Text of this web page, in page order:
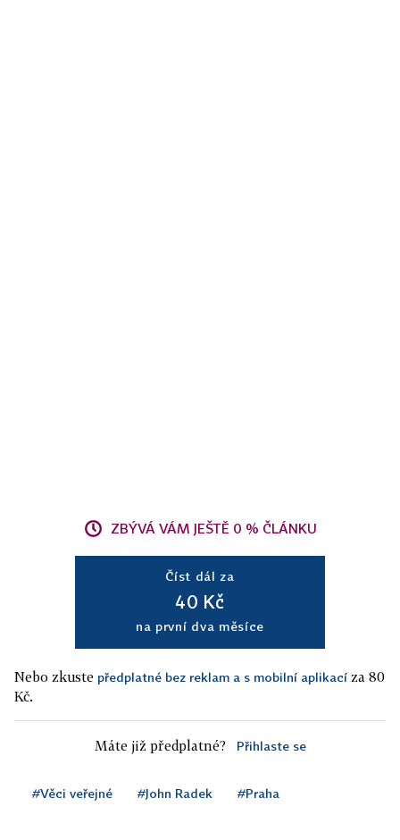
ZBÝVÁ VÁM JEŠTĚ 0 % ČLÁNKU
Číst dál za
40 Kč
na první dva měsíce
Nebo zkuste předplatné bez reklam a s mobilní aplikací za 80
Kč.
Máte již předplatné? Přihlaste se
#Věci veřejné #John Radek #Praha